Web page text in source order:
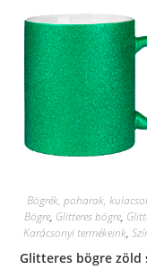
Bögrék, poharak,
Bögre, Glitteres bögre,
Karácsonyi termékeink,
Glitteres bögre zöld